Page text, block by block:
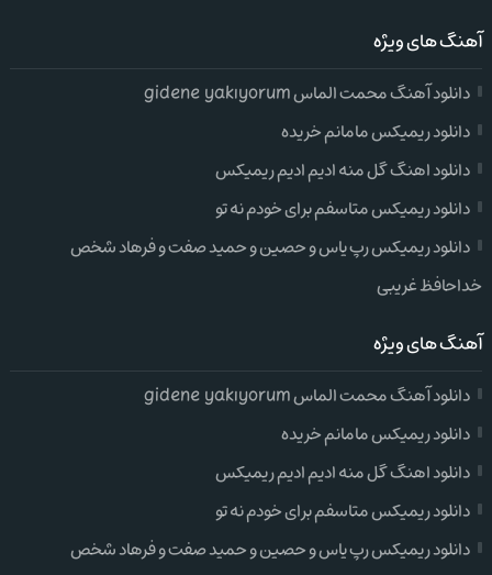
آهنگ های ویژه
دانلود آهنگ محمت الماس gidene yakıyorum
دانلود ریمیکس مامانم خریده
دانلود اهنگ گل منه ادیم ادیم ریمیکس
دانلود ریمیکس متاسفم برای خودم نه تو
دانلود ریمیکس رپ یاس و حصین و حمید صفت و فرهاد شخص
خداحافظ غریبی
آهنگ های ویژه
دانلود آهنگ محمت الماس gidene yakıyorum
دانلود ریمیکس مامانم خریده
دانلود اهنگ گل منه ادیم ادیم ریمیکس
دانلود ریمیکس متاسفم برای خودم نه تو
دانلود ریمیکس رپ یاس و حصین و حمید صفت و فرهاد شخص